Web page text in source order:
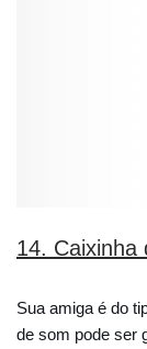
14. Caixinha
Sua amiga é do
de som pode ser